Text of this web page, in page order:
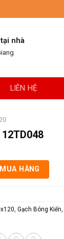
nhà
LIÊN HỆ
MUA HÀNG
, Gạch Bóng Kiến,